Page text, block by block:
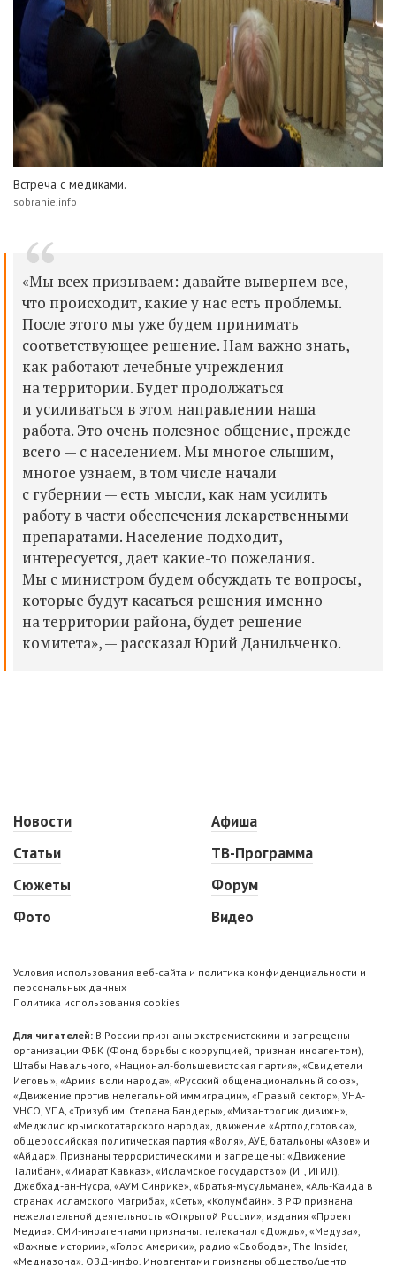
Встреча с медиками.
sobranie.info
«Мы всех призываем: давайте вывернем все,
что происходит, какие у нас есть проблемы.
После этого мы уже будем принимать
соответствующее решение.Нам важно знать,
как работаютлечебные учреждения
на территории. Будет продолжаться
и усиливаться в этом направлении наша
работа. Это очень полезное общение, прежде
всего — с населением. Мы многое слышим,
многое узнаем, в том числе начали
с губернии — есть мысли, как нам усилить
работу в части обеспечения лекарственными
препаратами. Население подходит,
интересуется, дает какие-то пожелания.
Мы с министром будем обсуждать те вопросы,
которые будут касаться решения именно
на территории района, будет решение
комитета», — рассказал Юрий Данильченко.
Новости
Статьи
Сюжеты
Фото
Афиша
ТВ-Программа
Форум
Видео
Условия использования веб-сайта и политика конфиденциальности и
персональных данных
Политика использования cookies
Для читателей: В России признаны экстремистскими и запрещены
организации ФБК (Фонд борьбы с коррупцией, признан иноагентом),
Штабы Навального, «Национал-большевистская партия», «Свидетели
Иеговы», «Армия воли народа», «Русский общенациональный союз»,
«Движение против нелегальной иммиграции», «Правый сектор», УНА-
УНСО, УПА, «Тризуб им. Степана Бандеры», «Мизантропик дивижн»,
«Меджлис крымскотатарского народа», движение «Артподготовка»,
общероссийская политическая партия «Воля», АУЕ, батальоны «Азов» и
«Айдар». Признаны террористическими и запрещены: «Движение
Талибан», «Имарат Кавказ», «Исламское государство» (ИГ, ИГИЛ),
Джебхад-ан-Нусра, «АУМ Синрике», «Братья-мусульмане», «Аль-Каида в
странах исламского Магриба», «Сеть», «Колумбайн». В РФ признана
нежелательной деятельность «Открытой России», издания «Проект
Медиа». СМИ-иноагентами признаны: телеканал «Дождь», «Медуза»,
«Важные истории», «Голос Америки», радио «Свобода», The Insider,
«Медиазона», ОВД-инфо. Иноагентами признаны общество/центр